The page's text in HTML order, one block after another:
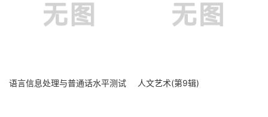
语言信息处理与普通话水平测试 人文艺术(第9辑)